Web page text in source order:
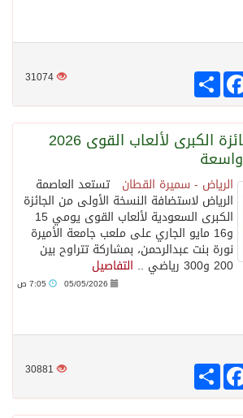
31074 انشر
الرياض تطلق الجائزة الكبرى لألعاب القوى 2026
الرياض - سميرة القطان تستعد العاصمة
الرياض لاستضافة النسخة الأولى من الجائزة
الكبرى السعودية لألعاب القوى يومي 15
و16 مايو الجاري على ملعب جامعة الأميرة
نورة بنت عبدالرحمن، بمشاركة تتراوح بين
200 و300 رياضي .. التفاصيل
05/05/2026
30881 انشر